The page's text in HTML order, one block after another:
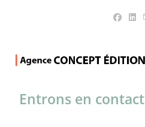
Entrons en contact